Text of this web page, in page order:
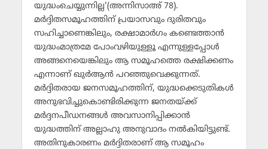
യുദ്ധംചെയ്യുന്നില്ല'(അന്നിസാഅ് 78).
മര്‍ദ്ദിതസമൂഹത്തിന് പ്രയാസവും ദുരിതവും
സഹിച്ചാണെങ്കിലും, രക്ഷാമാര്‍ഗം കണ്ടെത്താന്‍
യുദ്ധംമാത്രമേ പോംവഴിയുള്ളൂ എന്നുള്ളപ്പോള്‍
അങ്ങനെയെങ്കിലും ആ സമൂഹത്തെ രക്ഷിക്കണം
എന്നാണ് ഖുര്‍ആന്‍ പറഞ്ഞുവെക്കുന്നത്.
മര്‍ദ്ദിതരായ ജനസമൂഹത്തിന്, യുദ്ധക്കെടുതികള്‍
അനുഭവിച്ചുകൊണ്ടിരിക്കുന്ന ജനതയ്ക്ക്
മര്‍ദ്ദനപീഡനങ്ങള്‍ അവസാനിപ്പിക്കാന്‍
യുദ്ധത്തിന് അല്ലാഹു അനുവാദം നല്‍കിയിട്ടുണ്ട്.
അതിനുകാരണം മര്‍ദ്ദിതരാണ് ആ സമൂഹം